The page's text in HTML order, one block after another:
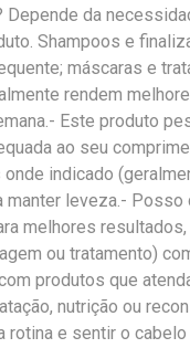
da
Shampoos e
máscaras e
rendem
Este produto
ao seu
onde indicado
manter leveza.- Posso
melhores
ou tratamento)
produtos que
nutrição ou
rotina e sentir o